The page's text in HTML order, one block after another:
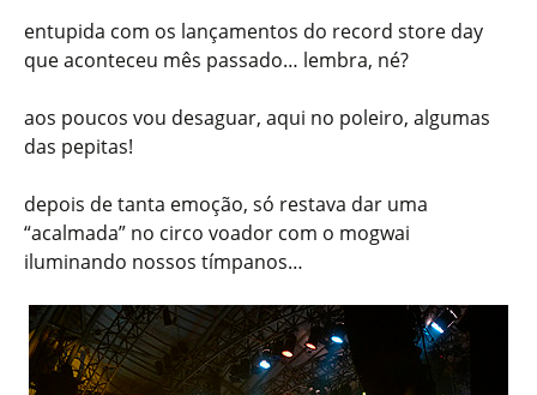
entupida com os lançamentos do record store day
que aconteceu mês passado… lembra, né?
aos poucos vou desaguar, aqui no poleiro, algumas
das pepitas!
depois de tanta emoção, só restava dar uma
“acalmada” no circo voador com o mogwai
iluminando nossos tímpanos…